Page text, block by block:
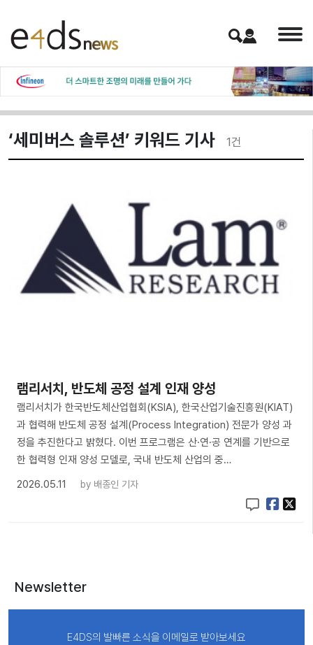
‘세미버스 솔루션’ 키워드 기사 1건
램리서치, 반도체 공정 설계 인재 양성
램리서치가 한국반도체산업협회(KSIA), 한국산업기술진흥원(KIAT)
과 협력해 반도체 공정 설계(Process Integration) 전문가 양성 과
정을 추진한다고 밝혔다. 이번 프로그램은 산·연·공 연계를 기반으로
한 협력형 인재 양성 모델로, 국내 반도체 산업의 중…
2026.05.11
by 배종인 기자
Newsletter
E4DS의 발빠른 소식을 이메일로 받아보세요